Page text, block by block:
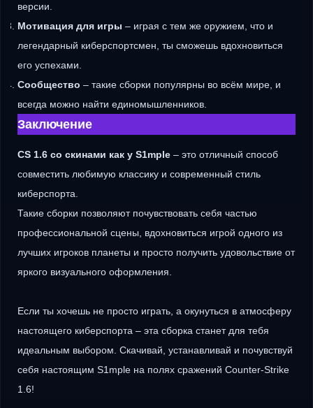
версии.
Мотивация для игры – играя с тем же оружием, что и
легендарный киберспортсмен, ты сможешь вдохновиться
его успехами.
Сообщество – такие сборки популярны во всём мире, и
всегда можно найти единомышленников.
Заключение
CS 1.6 со скинами как у S1mple – это отличный способ
совместить любимую классику и современный стиль
киберспорта.
Такие сборки позволяют почувствовать себя частью
профессиональной сцены, вдохновиться игрой одного из
лучших игроков планеты и просто получить удовольствие от
яркого визуального оформления.
Если ты хочешь не просто играть, а окунуться в атмосферу
настоящего киберспорта – эта сборка станет для тебя
идеальным выбором. Скачивай, устанавливай и почувствуй
себя настоящим S1mple на полях сражений Counter-Strike
1.6!